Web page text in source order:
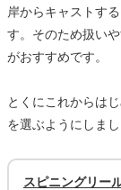
岸からキャストす
す。そのため扱い
がおすすめです。
とくにこれからは
を選ぶようにしまし
スピニングリー